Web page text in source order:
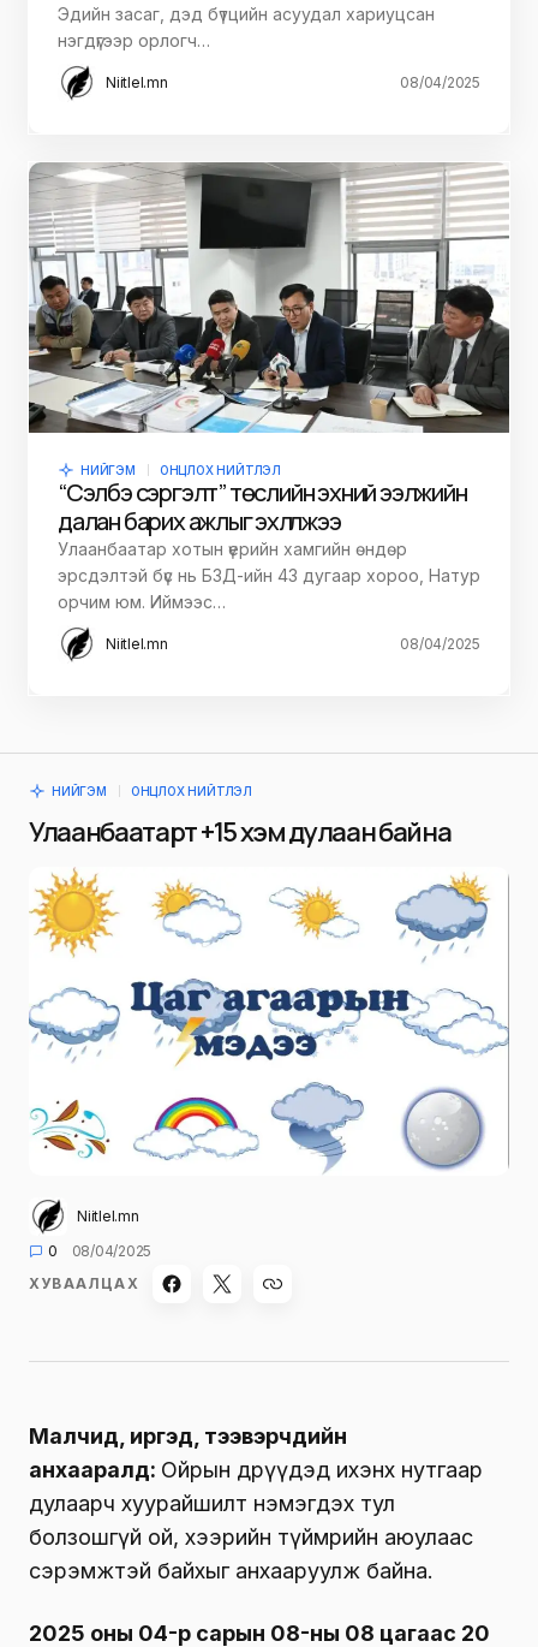
Эдийн засаг, дэд бүтцийн асуудал хариуцсан
нэгдүгээр орлогч…
Niitlel.mn 08/04/2025
НИЙГЭМ ОНЦЛОХ НИЙТЛЭЛ
“Сэлбэ сэргэлт” төслийн эхний ээлжийн
далан барих ажлыг эхлүүлжээ
Улаанбаатар хотын үерийн хамгийн өндөр
эрсдэлтэй бүс нь БЗД-ийн 43 дугаар хороо, Натур
орчим юм. Иймээс…
Niitlel.mn 08/04/2025
НИЙГЭМ ОНЦЛОХ НИЙТЛЭЛ
Улаанбаатарт +15 хэм дулаан байна
Niitlel.mn
0
08/04/2025
ХУВААЛЦАХ
Малчид, иргэд, тээвэрчдийн
анхааралд: Ойрын өдрүүдэд ихэнх нутгаар
дулаарч хуурайшилт нэмэгдэх тул
болзошгүй ой, хээрийн түймрийн аюулаас
сэрэмжтэй байхыг анхааруулж байна.
2025 оны 04-р сарын 08-ны 08 цагаас 20